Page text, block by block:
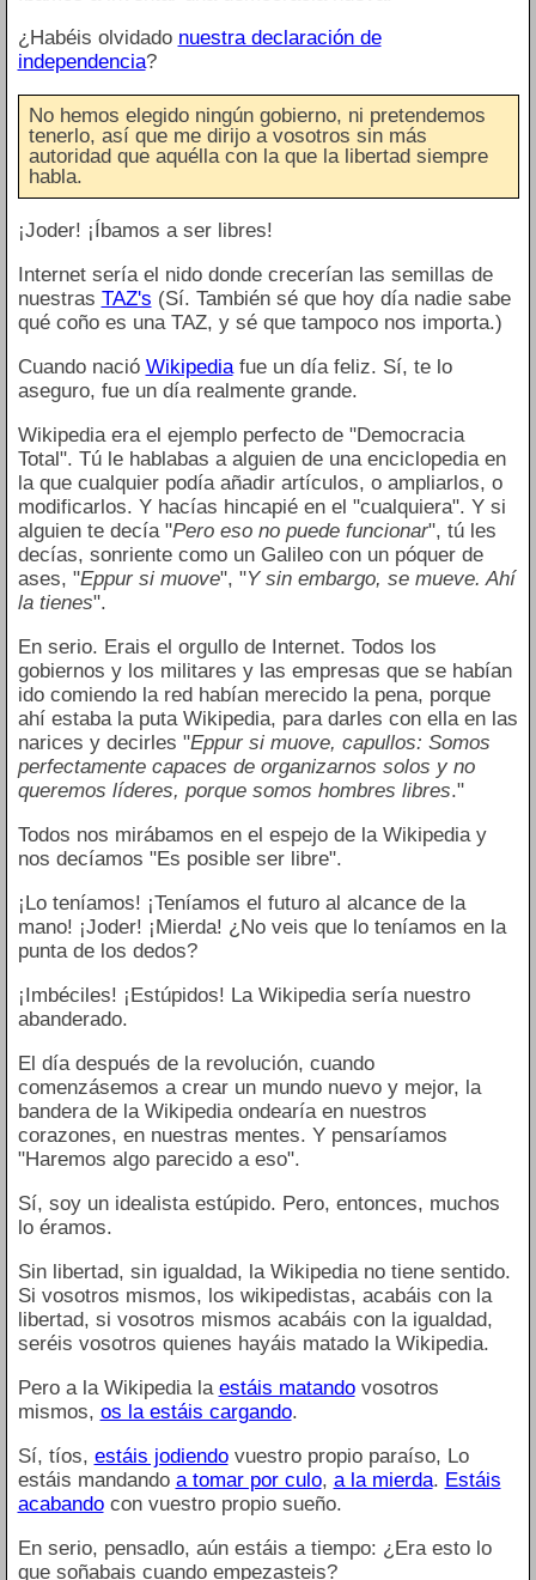
¿Habéis olvidado nuestra declaración de
independencia?
No hemos elegido ningún gobierno, ni pretendemos
tenerlo, así que me dirijo a vosotros sin más
autoridad que aquélla con la que la libertad siempre
habla.
¡Joder! ¡Íbamos a ser libres!
Internet sería el nido donde crecerían las semillas de
nuestras TAZ's (Sí. También sé que hoy día nadie sabe
qué coño es una TAZ, y sé que tampoco nos importa.)
Cuando nació Wikipediafue un día feliz. Sí, te lo
aseguro, fue un día realmente grande.
Wikipedia era el ejemplo perfecto de "Democracia
Total". Tú le hablabas a alguien de una enciclopedia en
la que cualquier podía añadir artículos, o ampliarlos, o
modificarlos. Y hacías hincapié en el "cualquiera". Y si
alguien te decía "Pero eso no puede funcionar", tú les
decías, sonriente como un Galileo con un póquer de
ases, "Eppur si muove", "Y sin embargo, se mueve. Ahí
la tienes".
En serio. Erais el orgullo de Internet. Todos los
gobiernos y los militares y las empresas que se habían
ido comiendo la red habían merecido la pena, porque
ahí estaba la puta Wikipedia, para darles con ella en las
narices y decirles "Eppur si muove, capullos: Somos
perfectamente capaces de organizarnos solos y no
queremos líderes, porque somos hombres libres."
Todos nos mirábamos en el espejo de la Wikipedia y
nos decíamos "Es posible ser libre".
¡Lo teníamos! ¡Teníamos el futuro al alcance de la
mano! ¡Joder! ¡Mierda! ¿No veis que lo teníamos en la
punta de los dedos?
¡Imbéciles! ¡Estúpidos! La Wikipedia sería nuestro
abanderado.
El día después de la revolución, cuando
comenzásemos a crear un mundo nuevo y mejor, la
bandera de la Wikipedia ondearía en nuestros
corazones, en nuestras mentes. Y pensaríamos
"Haremos algo parecido a eso".
Sí, soy un idealista estúpido. Pero, entonces, muchos
lo éramos.
Sin libertad, sin igualdad, la Wikipedia no tiene sentido.
Si vosotros mismos, los wikipedistas, acabáis con la
libertad, si vosotros mismos acabáis con la igualdad,
seréis vosotros quienes hayáis matado la Wikipedia.
Pero a la Wikipedia la estáis matandovosotros
mismos, os la estáis cargando.
Sí, tíos, estáis jodiendovuestro propio paraíso, Lo
estáis mandando a tomar por culo, a la mierda. Estáis
acabandocon vuestro propio sueño.
En serio, pensadlo, aún estáis a tiempo: ¿Era esto lo
que soñabais cuando empezasteis?